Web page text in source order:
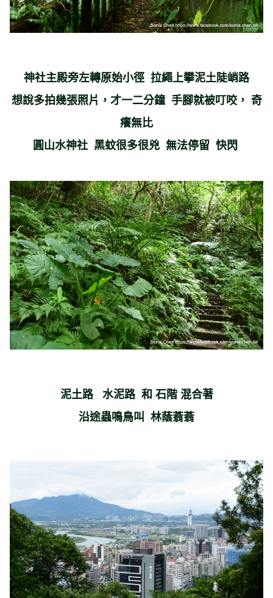
神社主殿旁左轉原始小徑 拉繩上攀泥土陡峭路
想說多拍幾張照片，才一二分鐘 手腳就被叮咬， 奇
癢無比
圓山水神社 黑蚊很多很兇 無法停留 快閃
泥土路 水泥路 和 石階 混合著
沿途蟲鳴鳥叫 林蔭蓊蓊